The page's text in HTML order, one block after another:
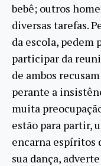
bebê; outros
diversas tarefas.
da escola, pedem
participar da
de ambos
perante a
muita
estão para partir,
encarna espíritos
sua dança,